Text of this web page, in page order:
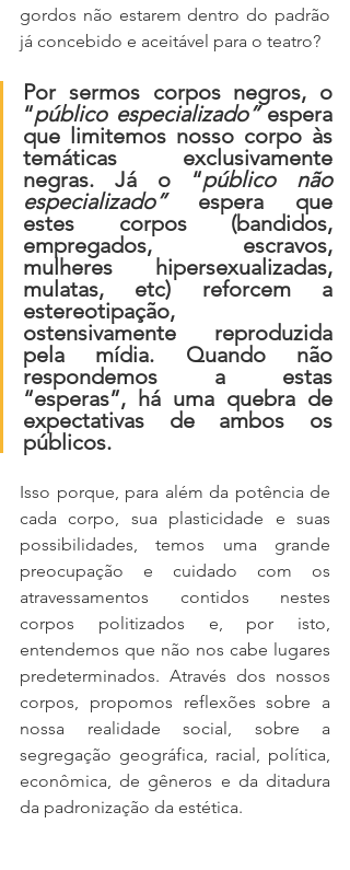
gordos não estarem dentro do padrão
já concebido e aceitável para o teatro?
Por sermos corpos negros, o
“público especializado” espera
que limitemos nosso corpo às
temáticas exclusivamente
negras. Já o “público não
especializado” espera que
estes corpos (bandidos,
empregados, escravos,
mulheres hipersexualizadas,
mulatas, etc) reforcem a
estereotipação,
ostensivamente reproduzida
pela mídia. Quando não
respondemos a estas
“esperas”, há uma quebra de
expectativas de ambos os
públicos.
Isso porque, para além da potência de
cada corpo, sua plasticidade e suas
possibilidades, temos uma grande
preocupação e cuidado com os
atravessamentos contidos nestes
corpos politizados e, por isto,
entendemos que não nos cabe lugares
predeterminados. Através dos nossos
corpos, propomos reflexões sobre a
nossa realidade social, sobre a
segregação geográfica, racial, política,
econômica, de gêneros e da ditadura
da padronização da estética.